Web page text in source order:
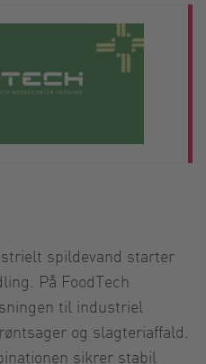
spildevand starter
På FoodTech
til industriel
og slagteriaffald.
sikrer stabil